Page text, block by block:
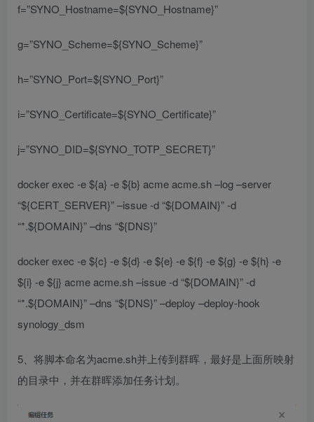
f=”SYNO_Hostname=${SYNO_Hostname}”
g=”SYNO_Scheme=${SYNO_Scheme}”
h=”SYNO_Port=${SYNO_Port}”
i=”SYNO_Certificate=${SYNO_Certificate}”
j=”SYNO_DID=${SYNO_TOTP_SECRET}”
docker exec -e ${a} -e ${b} acme acme.sh –log –server
“${CERT_SERVER}” –issue -d “${DOMAIN}” -d
“*.${DOMAIN}” –dns “${DNS}”
docker exec -e ${c} -e ${d} -e ${e} -e ${f} -e ${g} -e ${h} -e
${i} -e ${j} acme acme.sh –issue -d “${DOMAIN}” -d
“*.${DOMAIN}” –dns “${DNS}” –deploy –deploy-hook
synology_dsm
5、将脚本命名为acme.sh并上传到群晖，最好是上面所映射
的目录中，并在群晖添加任务计划。